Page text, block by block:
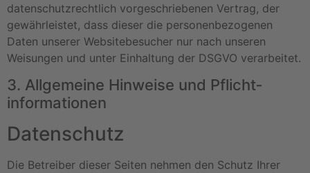
datenschutzrechtlich vorgeschriebenen Vertrag, der
gewährleistet, dass dieser die personenbezogenen
Daten unserer Websitebesucher nur nach unseren
Weisungen und unter Einhaltung der DSGVO verarbeitet.
3. Allgemeine Hinweise und Pflicht­
informationen
Datenschutz
Die Betreiber dieser Seiten nehmen den Schutz Ihrer